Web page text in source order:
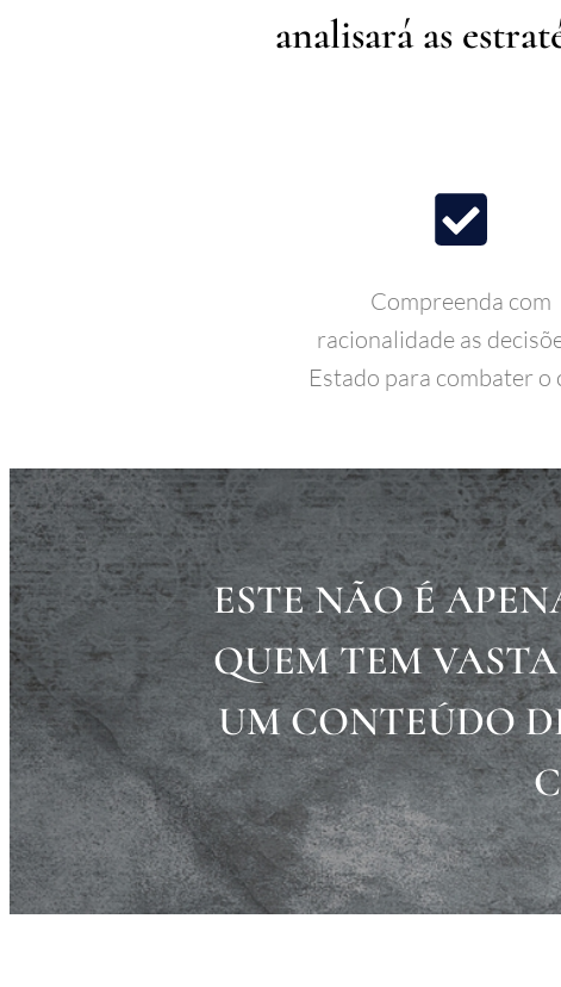
analisará as
Compreenda com
racionalidade as
Estado para combater o
ESTE NÃO É
QUEM TEM
UM CONTEÚDO